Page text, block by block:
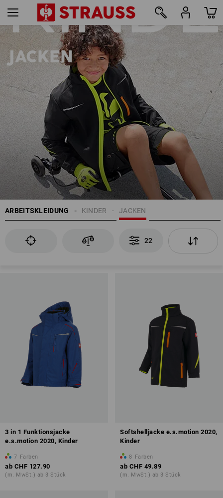
JACKEN
ARBEITSKLEIDUNG JACKEN
KINDER
22
3 in 1 Funktionsjacke
e.s.motion 2020, Kinder
7 Farben
ab CHF 127.90
(m. MwSt.) ab 3 Stück
Softshelljacke e.s.motion 2020,
Kinder
8 Farben
ab CHF 49.89
(m. MwSt.) ab 3 Stück